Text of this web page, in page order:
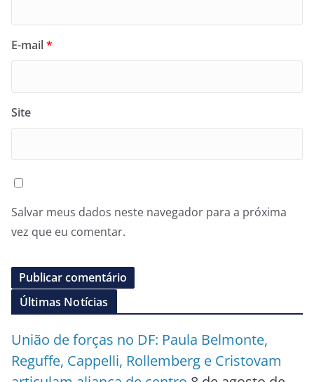
E-mail*
Site
Salvar meus dados neste navegador para a próxima
vez que eu comentar.
Últimas Notícias
União de forças no DF: Paula Belmonte,
Reguffe, Cappelli, Rollemberg e Cristovam